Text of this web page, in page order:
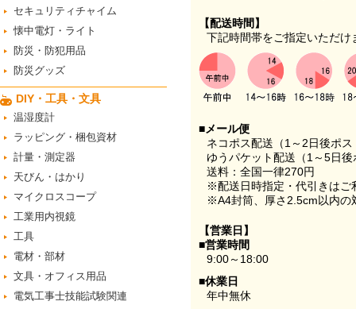
セキュリティチャイム
懐中電灯・ライト
防災・防犯用品
防災グッズ
DIY・工具・文具
温湿度計
ラッピング・梱包資材
計量・測定器
天びん・はかり
マイクロスコープ
工業用内視鏡
工具
電材・部材
文具・オフィス用品
電気工事士技能試験関連
【配送時間】
下記時間帯をご指定いただけ
■メール便
ネコポス配送（1～2日後ポ
ゆうパケット配送（1～5日
送料：全国一律270円
※配送日時指定・代引きはご
※A4封筒、厚さ2.5cm以内の
【営業日】
■営業時間
9:00～18:00
■休業日
年中無休